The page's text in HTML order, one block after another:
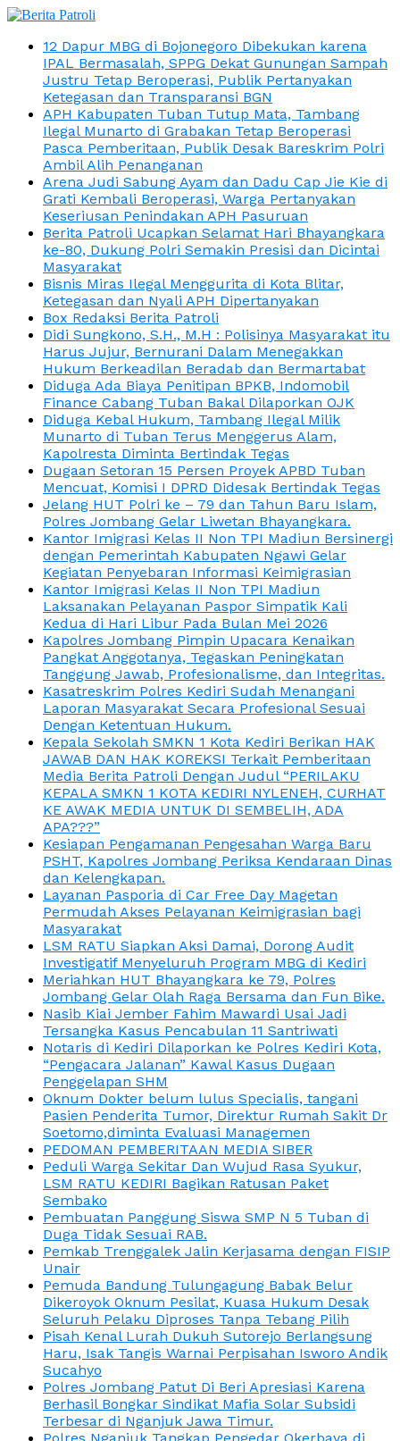
12 Dapur MBG di Bojonegoro Dibekukan karena
IPAL Bermasalah, SPPG Dekat Gunungan Sampah
Justru Tetap Beroperasi, Publik Pertanyakan
Ketegasan dan Transparansi BGN
APH Kabupaten Tuban Tutup Mata, Tambang
Ilegal Munarto di Grabakan Tetap Beroperasi
Pasca Pemberitaan, Publik Desak Bareskrim Polri
Ambil Alih Penanganan
Arena Judi Sabung Ayam dan Dadu Cap Jie Kie di
Grati Kembali Beroperasi, Warga Pertanyakan
Keseriusan Penindakan APH Pasuruan
Berita Patroli Ucapkan Selamat Hari Bhayangkara
ke-80, Dukung Polri Semakin Presisi dan Dicintai
Masyarakat
Bisnis Miras Ilegal Menggurita di Kota Blitar,
Ketegasan dan Nyali APH Dipertanyakan
Box Redaksi Berita Patroli
Didi Sungkono, S.H., M.H : Polisinya Masyarakat itu
Harus Jujur, Bernurani Dalam Menegakkan
Hukum Berkeadilan Beradab dan Bermartabat
Diduga Ada Biaya Penitipan BPKB, Indomobil
Finance Cabang Tuban Bakal Dilaporkan OJK
Diduga Kebal Hukum, Tambang Ilegal Milik
Munarto di Tuban Terus Menggerus Alam,
Kapolresta Diminta Bertindak Tegas
Dugaan Setoran 15 Persen Proyek APBD Tuban
Mencuat, Komisi I DPRD Didesak Bertindak Tegas
Jelang HUT Polri ke – 79 dan Tahun Baru Islam,
Polres Jombang Gelar Liwetan Bhayangkara.
Kantor Imigrasi Kelas II Non TPI Madiun Bersinergi
dengan Pemerintah Kabupaten Ngawi Gelar
Kegiatan Penyebaran Informasi Keimigrasian
Kantor Imigrasi Kelas II Non TPI Madiun
Laksanakan Pelayanan Paspor Simpatik Kali
Kedua di Hari Libur Pada Bulan Mei 2026
Kapolres Jombang Pimpin Upacara Kenaikan
Pangkat Anggotanya, Tegaskan Peningkatan
Tanggung Jawab, Profesionalisme, dan Integritas.
Kasatreskrim Polres Kediri Sudah Menangani
Laporan Masyarakat Secara Profesional Sesuai
Dengan Ketentuan Hukum.
Kepala Sekolah SMKN 1 Kota Kediri Berikan HAK
JAWAB DAN HAK KOREKSI Terkait Pemberitaan
Media Berita Patroli Dengan Judul “PERILAKU
KEPALA SMKN 1 KOTA KEDIRI NYLENEH, CURHAT
KE AWAK MEDIA UNTUK DI SEMBELIH, ADA
APA???”
Kesiapan Pengamanan Pengesahan Warga Baru
PSHT, Kapolres Jombang Periksa Kendaraan Dinas
dan Kelengkapan.
Layanan Pasporia di Car Free Day Magetan
Permudah Akses Pelayanan Keimigrasian bagi
Masyarakat
LSM RATU Siapkan Aksi Damai, Dorong Audit
Investigatif Menyeluruh Program MBG di Kediri
Meriahkan HUT Bhayangkara ke 79, Polres
Jombang Gelar Olah Raga Bersama dan Fun Bike.
Nasib Kiai Jember Fahim Mawardi Usai Jadi
Tersangka Kasus Pencabulan 11 Santriwati
Notaris di Kediri Dilaporkan ke Polres Kediri Kota,
“Pengacara Jalanan” Kawal Kasus Dugaan
Penggelapan SHM
Oknum Dokter belum lulus Specialis, tangani
Pasien Penderita Tumor, Direktur Rumah Sakit Dr
Soetomo,diminta Evaluasi Managemen
PEDOMAN PEMBERITAAN MEDIA SIBER
Peduli Warga Sekitar Dan Wujud Rasa Syukur,
LSM RATU KEDIRI Bagikan Ratusan Paket
Sembako
Pembuatan Panggung Siswa SMP N 5 Tuban di
Duga Tidak Sesuai RAB.
Pemkab Trenggalek Jalin Kerjasama dengan FISIP
Unair
Pemuda Bandung Tulungagung Babak Belur
Dikeroyok Oknum Pesilat, Kuasa Hukum Desak
Seluruh Pelaku Diproses Tanpa Tebang Pilih
Pisah Kenal Lurah Dukuh Sutorejo Berlangsung
Haru, Isak Tangis Warnai Perpisahan Isworo Andik
Sucahyo
Polres Jombang Patut Di Beri Apresiasi Karena
Berhasil Bongkar Sindikat Mafia Solar Subsidi
Terbesar di Nganjuk Jawa Timur.